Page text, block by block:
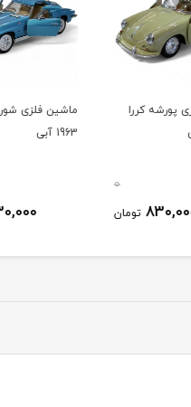
ماشین فلزی شورلت کروت
830,000 تومان